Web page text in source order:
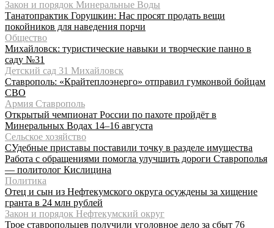
Закон и порядок Минеральные Воды
Танатопрактик Горушкин: Нас просят продать вещи
покойников для наведения порчи
Общество
Михайловск: туристические навыки и творческие панно в
саду №31
Детский сад 31 Михайловск
Ставрополь: «Крайтеплоэнерго» отправил гумконвой бойцам
СВО
Армия Ставрополь
Открытый чемпионат России по пахоте пройдёт в
Минеральных Водах 14–16 августа
Сельское хозяйство
СУдебные приставы поставили точку в разделе имущества
Работа с обращениями помогла улучшить дороги Ставрополья
— политолог Кислицина
Политика
Отец и сын из Нефтекумского округа осуждены за хищение
гранта в 24 млн рублей
Закон и порядок Нефтекумский округ
Трое ставропольцев получили уголовное дело за сбыт 76